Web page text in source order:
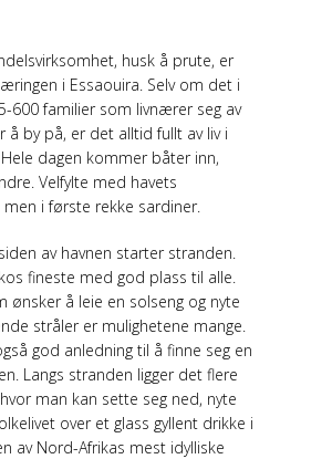
husk å prute, er
i Essaouira. Selv om det i
600 familier som livnærer seg av
å by på, er det alltid fullt av liv i
dagen kommer båter inn,
Velfylte med havets
i første rekke sardiner.
av havnen starter stranden.
fineste med god plass til alle.
ønsker å leie en solseng og nyte
stråler er mulighetene mange.
god anledning til å finne seg en
Langs stranden ligger det flere
man kan sette seg ned, nyte
over et glass gyllent drikke i
av Nord-Afrikas mest idylliske